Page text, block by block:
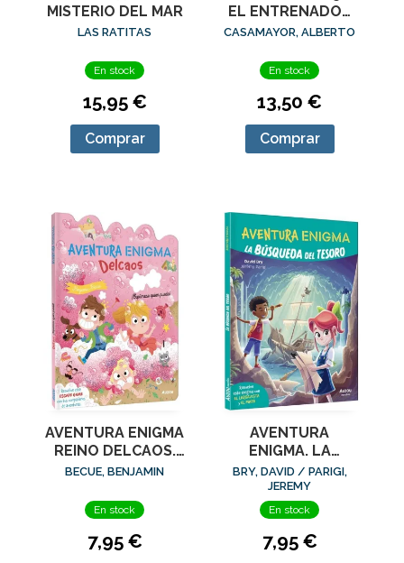
MISTERIO DEL MAR
LAS RATITAS
En stock
15,95 €
Comprar
EL ENTRENADOR
CHIFLADO
CASAMAYOR, ALBERTO
En stock
13,50 €
Comprar
AVENTURA ENIGMA
REINO DELCAOS.
ESPUMESE QUIEN
BECUE, BENJAMIN
En stock
7,95 €
AVENTURA
ENIGMA. LA
BUSQUEDA DEL
TESORO
BRY, DAVID / PARIGI,
JEREMY
En stock
7,95 €